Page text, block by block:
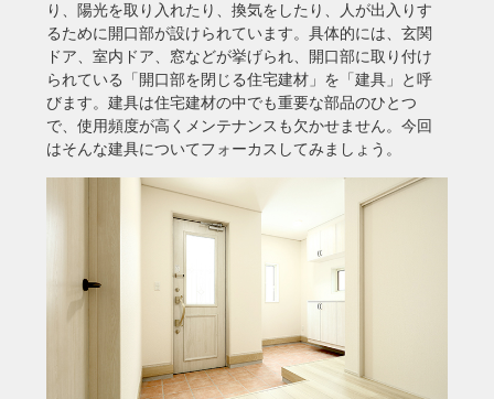
り、陽光を取り入れたり、換気をしたり、人が出入りす
るために開口部が設けられています。具体的には、玄関
ドア、室内ドア、窓などが挙げられ、開口部に取り付け
られている「開口部を閉じる住宅建材」を「建具」と呼
びます。建具は住宅建材の中でも重要な部品のひとつ
で、使用頻度が高くメンテナンスも欠かせません。今回
はそんな建具についてフォーカスしてみましょう。